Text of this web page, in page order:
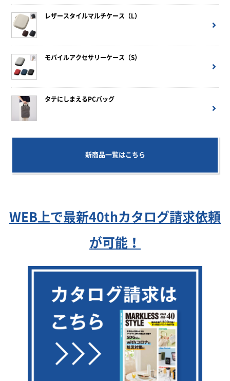
レザースタイルマルチケース（L）
モバイルアクセサリーケース（S）
タテにしまえるPCバッグ
新商品一覧はこちら
WEB上で最新40thカタログ請求依頼
が可能！